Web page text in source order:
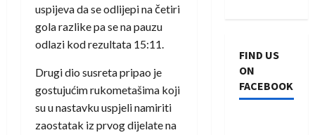
uspijeva da se odlijepi na četiri
gola razlike pa se na pauzu
odlazi kod rezultata 15:11.
Drugi dio susreta pripao je
gostujućim rukometašima koji
su u nastavku uspjeli namiriti
zaostatak iz prvog dijelate na
FIND US
ON
FACEBOOK